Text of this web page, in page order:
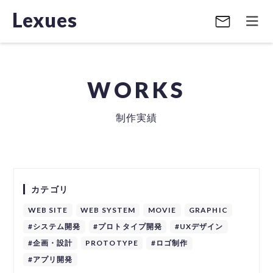
Lexues
WORKS
制作実績
カテゴリ
WEB SITE WEB SYSTEM MOVIE
GRAPHIC
#システム開発
#プロトタイプ開発
#UXデザイン
#企画・設計
PROTOTYPE
#ロゴ制作
#アプリ開発